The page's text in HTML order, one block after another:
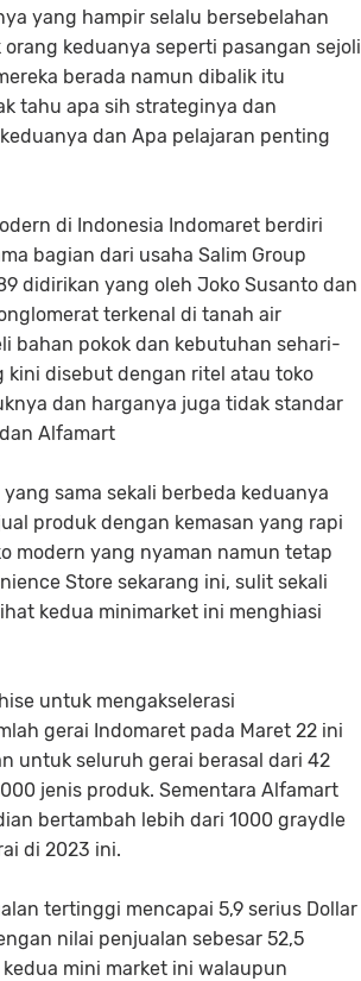
yang hampir selalu bersebelahan
keduanya seperti pasangan sejoli
berada namun dibalik itu
tahu apa sih strateginya dan
dan Apa pelajaran penting
di Indonesia Indomaret berdiri
bagian dari usaha Salim Group
didirikan yang oleh Joko Susanto dan
terkenal di tanah air
bahan pokok dan kebutuhan sehari-
disebut dengan ritel atau toko
dan harganya juga tidak standar
Alfamart
sama sekali berbeda keduanya
produk dengan kemasan yang rapi
modern yang nyaman namun tetap
Store sekarang ini, sulit sekali
kedua minimarket ini menghiasi
untuk mengakselerasi
gerai Indomaret pada Maret 22 ini
untuk seluruh gerai berasal dari 42
jenis produk. Sementara Alfamart
bertambah lebih dari 1000 graydle
di 2023 ini.
tertinggi mencapai 5,9 serius Dollar
nilai penjualan sebesar 52,5
mini market ini walaupun